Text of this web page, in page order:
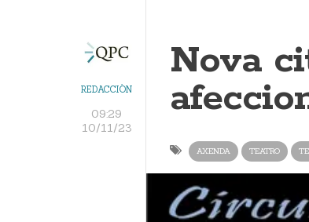
REDACCIÓN
09:29
10/11/23
Nova
AXENDA TEATRO